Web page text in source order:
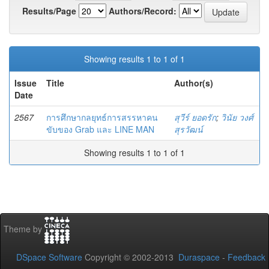
Results/Page
Authors/Record:
Showing results 1 to 1 of 1
Issue
Date
Title Author(s)
2567
การศึกษากลยุทธ์การสรรหาคน
ขับของ Grab และ LINE MAN
สุวีร์ ยอดรัก; วินัย วงศ์
สุรวัฒน์
Showing results 1 to 1 of 1
Theme by
DSpace Software Copyright © 2002-2013 Duraspace - Feedback